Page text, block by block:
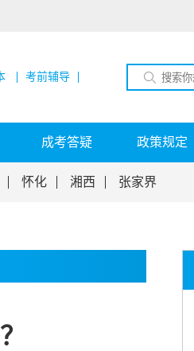
考前辅导
成考答疑 政策规定
怀化 湘西 张家界